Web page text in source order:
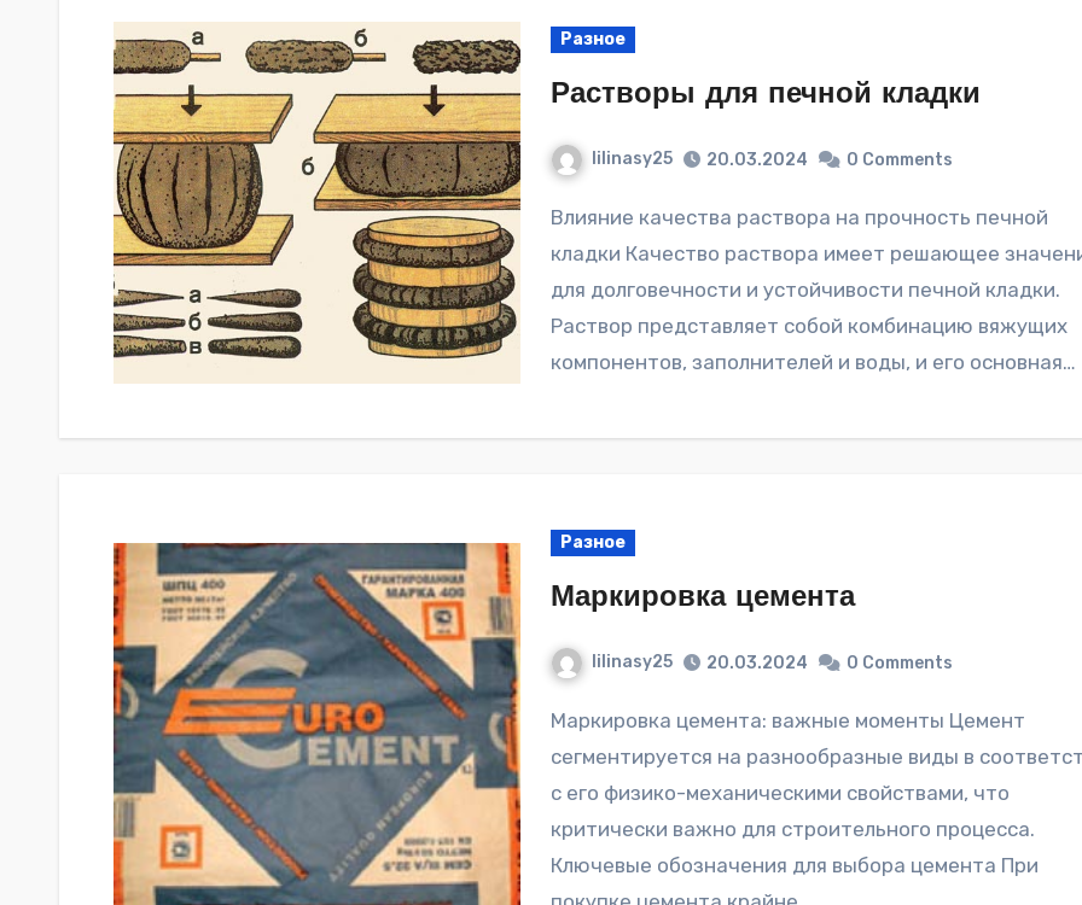
Разное
Растворы для печной кладки
lilinasy25 20.03.2024 0 Comments
Влияние качества раствора на прочность печной
кладки Качество раствора имеет решающее
для долговечности и устойчивости печной кладки.
Раствор представляет собой комбинацию вяжущих
компонентов, заполнителей и воды, и его основная…
Разное
Маркировка цемента
lilinasy25 20.03.2024 0 Comments
Маркировка цемента: важные моменты Цемент
сегментируется на разнообразные виды в
с его физико-механическими свойствами, что
критически важно для строительного процесса.
Ключевые обозначения для выбора цемента При